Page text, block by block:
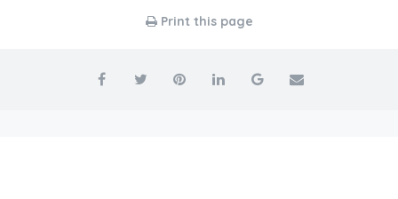
Print this page